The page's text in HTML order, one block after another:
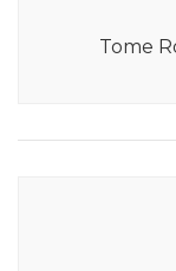
Tome